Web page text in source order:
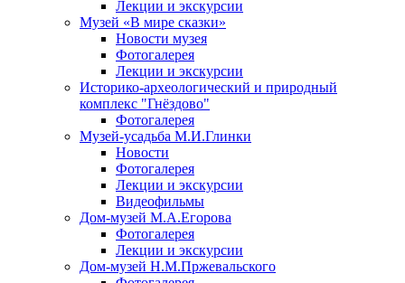
Лекции и экскурсии
Музей «В мире сказки»
Новости музея
Фотогалерея
Лекции и экскурсии
Историко-археологический и природный
комплекс "Гнёздово"
Фотогалерея
Музей-усадьба М.И.Глинки
Новости
Фотогалерея
Лекции и экскурсии
Видеофильмы
Дом-музей М.А.Егорова
Фотогалерея
Лекции и экскурсии
Дом-музей Н.М.Пржевальского